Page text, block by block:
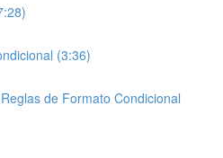
(3:36)
de Formato Condicional